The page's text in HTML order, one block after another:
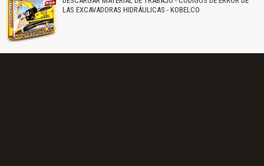
LAS EXCAVADORAS HIDRÁULICAS - KOBELCO